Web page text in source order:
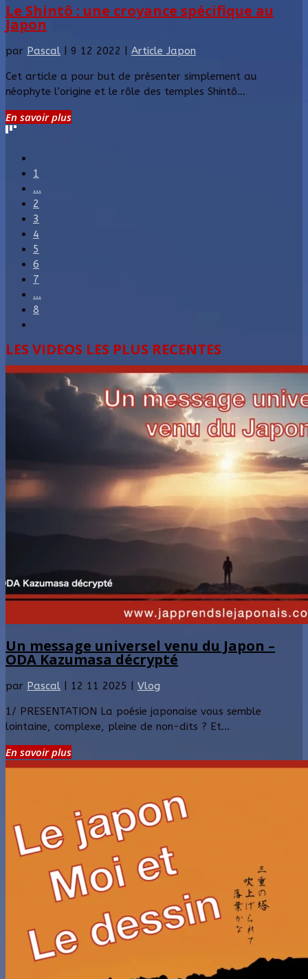
Le Shintô : une croyance spécifique au
Japon
par Pascal 9 12 2022 Article Japon
Cet article a pour but de présenter simplement au
néophyte l’origine et le rôle des temples Shintô...
En savoir plus
1
...
2
3
4
5
6
7
...
8
LES VIDEOS LES PLUS RECENTES
Un message universel venu du Japon –
ODA Kazumasa décrypté
par Pascal 12 11 2025 Vlog
1/ PRESENTATION La poésie japonaise vous semble
lointaine, complexe, pleine de non-dits ? Et...
En savoir plus